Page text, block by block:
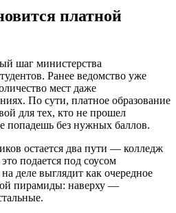
платной
шаг министерства
Ранее ведомство уже
мест даже
По сути, платное образование
для тех, кто не прошел
попадешь без нужных баллов.
остается два пути — колледж
подается под соусом
деле выглядит как очередное
пирамиды: наверху —